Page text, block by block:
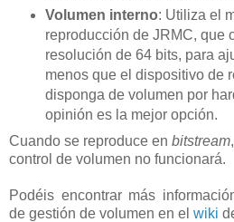
Volumen interno: Utiliza el
reproducción de JRMC, que
resolución de 64 bits, para
menos que el dispositivo de
disponga de volumen por
opinión es la mejor opción.
Cuando se reproduce en bitstream
control de volumen no funcionará.
Podéis encontrar más
de gestión de volumen en el wiki